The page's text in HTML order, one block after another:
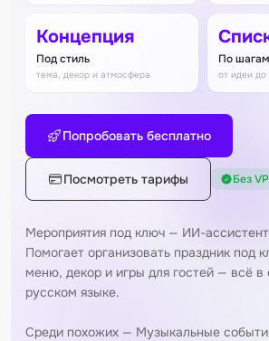
Концепция
Под стиль
тема, декор и атмосфера
По шагам
от идеи до
Попробовать бесплатно
Посмотреть тарифы Без
Мероприятия под ключ — ИИ-
Помогает организовать праздник под
меню, декор и игры для гостей — всё в
русском языке.
Среди похожих — Музыкальные